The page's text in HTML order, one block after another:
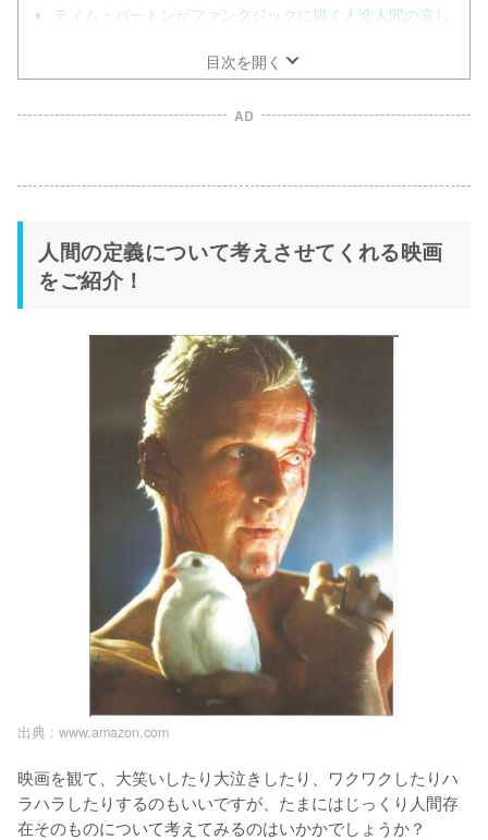
ティム・バートンがファンタジックに描く人造人間の哀し
目次を開く
AD
人間の定義について考えさせてくれる映画
をご紹介！
出典 : www.amazon.com
映画を観て、大笑いしたり大泣きしたり、ワクワクしたりハ
ラハラしたりするのもいいですが、たまにはじっくり人間存
在そのものについて考えてみるのはいかかでしょうか？